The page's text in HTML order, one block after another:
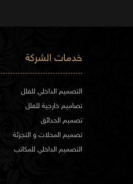
خدمات الشركة
التصميم الداخلي للفلل
تصاميم خارجية للفلل
تصميم الحدائق
تصميم المحلات و التجزئة
التصميم الداخلي للمكاتب